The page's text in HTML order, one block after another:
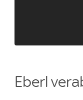
Eberl